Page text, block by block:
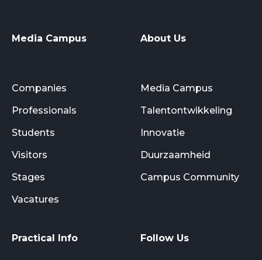
Media Campus
Companies
Professionals
Students
Visitors
Stages
Vacatures
About Us
Media Campus
Talentontwikkeling
Innovatie
Duurzaamheid
Campus Community
Practical Info Follow Us